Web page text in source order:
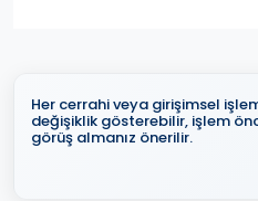
Her cerrahi veya girişimsel
değişiklik gösterebilir, işlem
görüş almanız önerilir.